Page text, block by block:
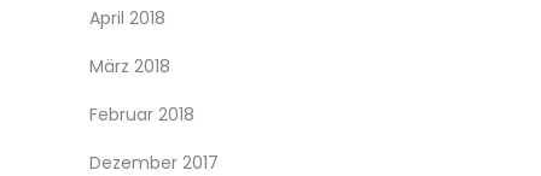
April 2018
März 2018
Februar 2018
Dezember 2017